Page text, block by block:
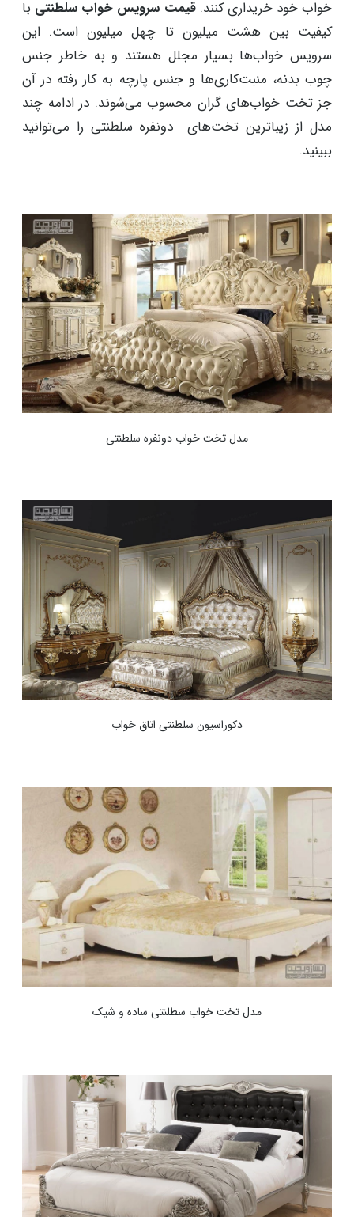
خواب خود خریداری کنند.قیمت سرویس خواب سلطنتیبا
کیفیت بین هشت میلیون تا چهل میلیون است. این
سرویس خوا‌ب‌ها بسیار مجلل هستند و به خاطر جنس
چوب بدنه، منبت‌کاری‌ها و جنس پارچه به کار رفته در آن
جز تخت خواب‌های گران محسوب می‌شوند. در ادامه چند
مدل از زیباترین تخت‌های دونفره سلطنتی را می‌توانید
ببینید.
مدل تخت خواب دونفره سلطنتی
دکوراسیون سلطنتی اتاق خواب
مدل تخت خواب سطلنتی ساده و شیک